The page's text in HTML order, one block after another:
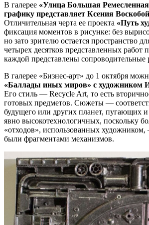
В галерее «Улица Большая
графику представляет Ксения
Отличительная черта ее проекта «Путь
фиксация моментов в рисунке: без
но зато зрителю остается пространство
четырех десятков представленных работ
каждой представлены сопроводительные
В галерее «Бизнес-арт» до 1 октября
«Баллады иных миров» с художником
Его стиль — Recycle Art, то есть
готовых предметов. Сюжеты —
будущего или других планет, пугающих
явно высокотехнологичных, поскольку
«отходов», использованных
были фрагментами механизмов.